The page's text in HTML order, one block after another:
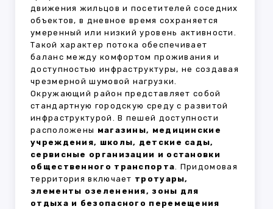
движения жильцов и посетителей соседних
объектов, в дневное время сохраняется
умеренный или низкий уровень активности.
Такой характер потока обеспечивает
баланс между комфортом проживания и
доступностью инфраструктуры, не создавая
чрезмерной шумовой нагрузки.
Окружающий район представляет собой
стандартную городскую среду с развитой
инфраструктурой. В пешей доступности
расположены магазины, медицинские
учреждения, школы, детские сады,
сервисные организации и остановки
общественного транспорта. Придомовая
территория включает тротуары,
элементы озеленения, зоны для
отдыха и безопасного перемещения